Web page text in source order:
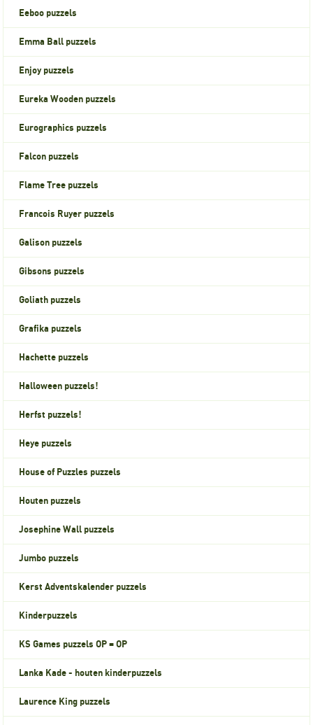
Eeboo puzzels
Emma Ball puzzels
Enjoy puzzels
Eureka Wooden puzzels
Eurographics puzzels
Falcon puzzels
Flame Tree puzzels
Francois Ruyer puzzels
Galison puzzels
Gibsons puzzels
Goliath puzzels
Grafika puzzels
Hachette puzzels
Halloween puzzels!
Herfst puzzels!
Heye puzzels
House of Puzzles puzzels
Houten puzzels
Josephine Wall puzzels
Jumbo puzzels
Kerst Adventskalender puzzels
Kinderpuzzels
KS Games puzzels OP = OP
Lanka Kade - houten kinderpuzzels
Laurence King puzzels